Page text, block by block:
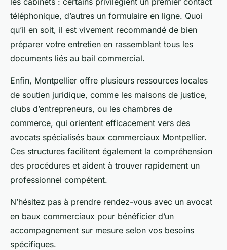
téléphonique, d’autres un formulaire en ligne. Quoi
qu’il en soit, il est vivement recommandé de bien
préparer votre entretien en rassemblant tous les
documents liés au bail commercial.
Enfin, Montpellier offre plusieurs ressources locales
de soutien juridique, comme les maisons de justice,
clubs d’entrepreneurs, ou les chambres de
commerce, qui orientent efficacement vers des
avocats spécialisés baux commerciaux Montpellier.
Ces structures facilitent également la compréhension
des procédures et aident à trouver rapidement un
professionnel compétent.
N’hésitez pas à prendre rendez-vous avec un avocat
en baux commerciaux pour bénéficier d’un
accompagnement sur mesure selon vos besoins
spécifiques.